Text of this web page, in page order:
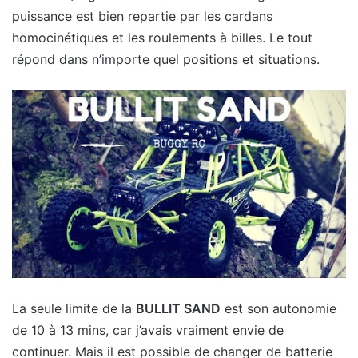
puissance est bien repartie par les cardans
homocinétiques et les roulements à billes. Le tout
répond dans n’importe quel positions et situations.
La seule limite de la BULLIT SAND est son autonomie
de 10 à 13 mins, car j’avais vraiment envie de
continuer. Mais il est possible de changer de batterie